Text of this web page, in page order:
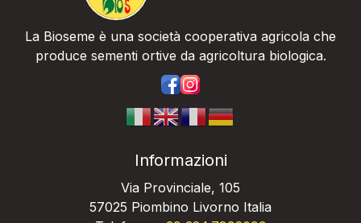
La Bioseme è una società cooperativa agricola che
produce sementi ortive da agricoltura biologica.
Informazioni
Via Provinciale, 105
57025 Piombino Livorno Italia